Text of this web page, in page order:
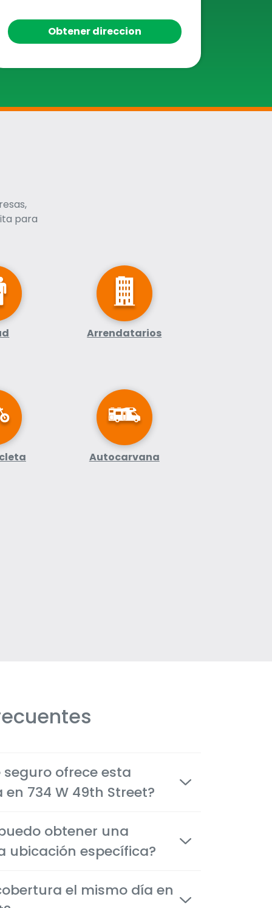
Obtener direccion
para
Arrendatarios
Autocarvana
seguro ofrece esta
734 W 49th Street?
vida y de salud, adaptados a las
en Hialeah.
obtener una
ubicación específica?
como por teléfono, o por internet para
el mismo día en